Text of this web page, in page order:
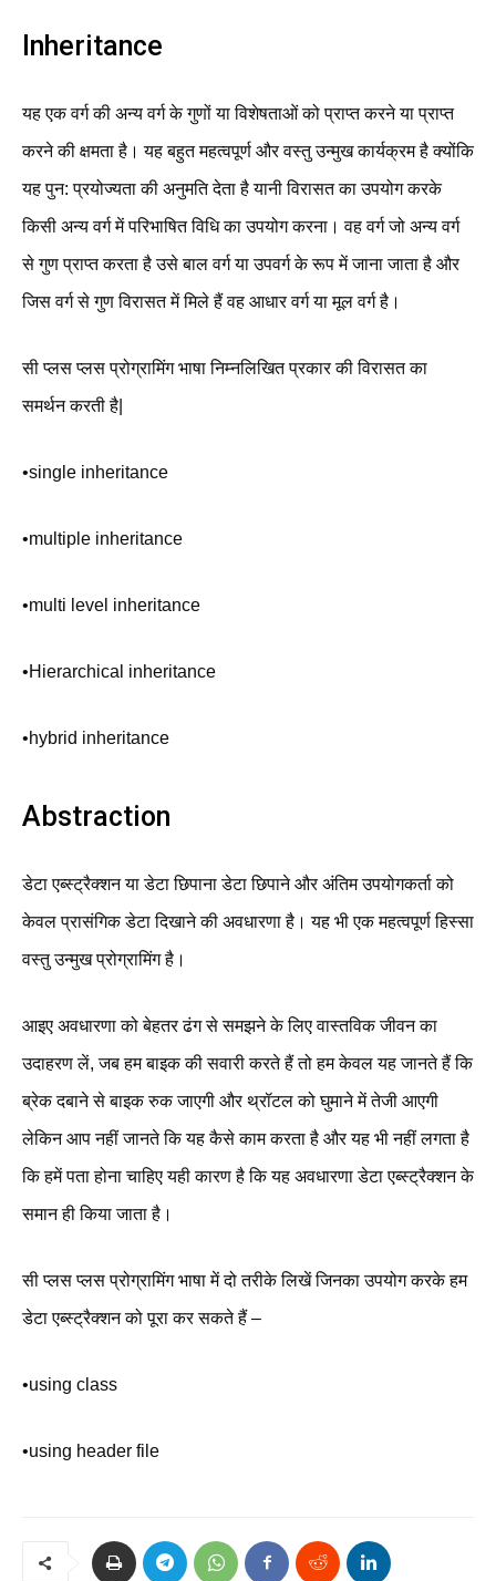
Inheritance
यह एक वर्ग की अन्य वर्ग के गुणों या विशेषताओं को प्राप्त करने या प्राप्त
करने की क्षमता है। यह बहुत महत्वपूर्ण और वस्तु उन्मुख कार्यक्रम है क्योंकि
यह पुन: प्रयोज्यता की अनुमति देता है यानी विरासत का उपयोग करके
किसी अन्य वर्ग में परिभाषित विधि का उपयोग करना। वह वर्ग जो अन्य वर्ग
से गुण प्राप्त करता है उसे बाल वर्ग या उपवर्ग के रूप में जाना जाता है और
जिस वर्ग से गुण विरासत में मिले हैं वह आधार वर्ग या मूल वर्ग है।
सी प्लस प्लस प्रोग्रामिंग भाषा निम्नलिखित प्रकार की विरासत का
समर्थन करती है|
•single inheritance
•multiple inheritance
•multi level inheritance
•Hierarchical inheritance
•hybrid inheritance
Abstraction
डेटा एब्स्ट्रैक्शन या डेटा छिपाना डेटा छिपाने और अंतिम उपयोगकर्ता को
केवल प्रासंगिक डेटा दिखाने की अवधारणा है। यह भी एक महत्वपूर्ण हिस्सा
वस्तु उन्मुख प्रोग्रामिंग है।
आइए अवधारणा को बेहतर ढंग से समझने के लिए वास्तविक जीवन का
उदाहरण लें, जब हम बाइक की सवारी करते हैं तो हम केवल यह जानते हैं कि
ब्रेक दबाने से बाइक रुक जाएगी और थ्रॉटल को घुमाने में तेजी आएगी
लेकिन आप नहीं जानते कि यह कैसे काम करता है और यह भी नहीं लगता है
कि हमें पता होना चाहिए यही कारण है कि यह अवधारणा डेटा एब्स्ट्रैक्शन के
समान ही किया जाता है।
सी प्लस प्लस प्रोग्रामिंग भाषा में दो तरीके लिखें जिनका उपयोग करके हम
डेटा एब्स्ट्रैक्शन को पूरा कर सकते हैं –
•using class
•using header file